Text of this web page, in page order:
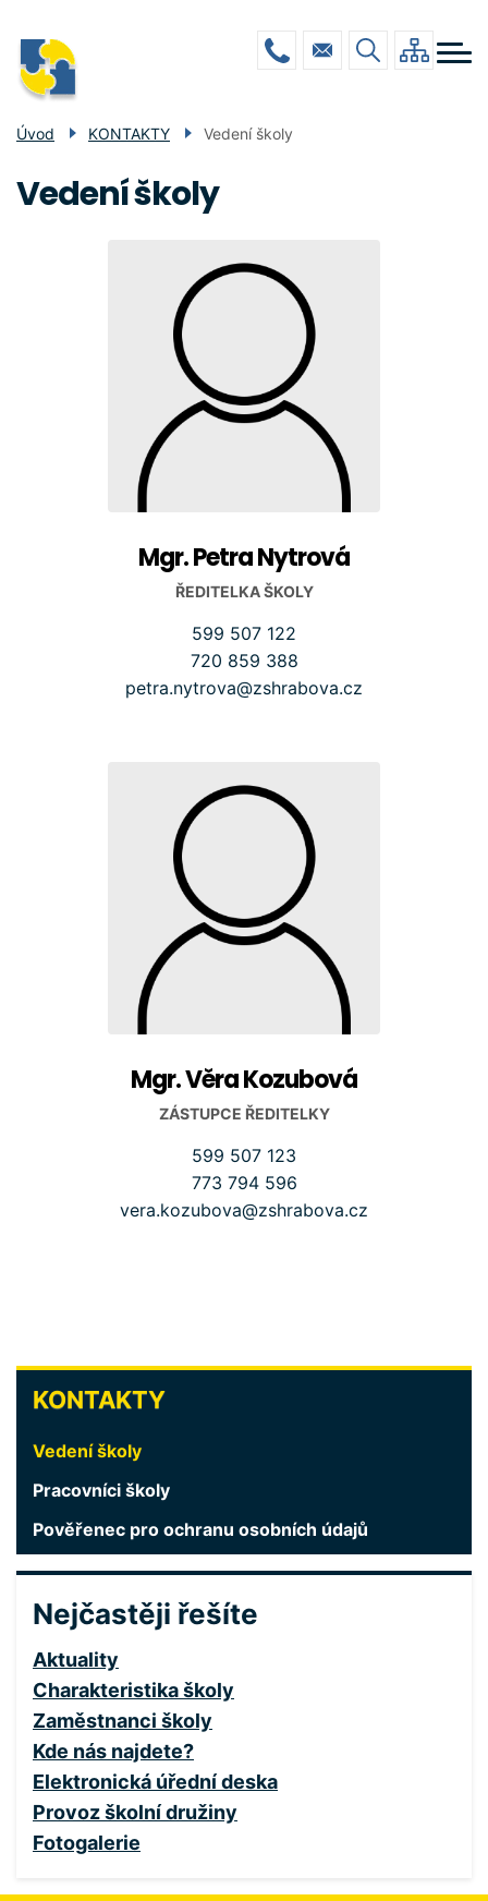
hlavnímu
obsahu
navigace
DRUŽINA
POVINNÉ INFO
KONTAKTY
KONTAKTY
Vedení školy
Pracovníci školy
Pověřenec pro ochranu osobních údajů
Nejčastěji řešíte
Aktuality
Charakteristika školy
Zaměstnanci školy
Kde nás najdete?
Elektronická úřední deska
Provoz školní družiny
Fotogalerie
Úvod KONTAKTY Vedení školy
Vedení školy
Mgr. Petra Nytrová
ŘEDITELKA ŠKOLY
599 507 122
720 859 388
petra.nytrova@zshrabova.cz
Mgr. Věra Kozubová
ZÁSTUPCE ŘEDITELKY
599 507 123
773 794 596
vera.kozubova@zshrabova.cz